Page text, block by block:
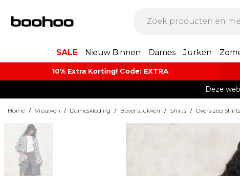
SALE Nieuw Binnen Dames Jurken
10% Extra Korting! Code: EXTRA​
Deze
Home / Vrouwen / Dameskleding / Bovenstukken / Shirts / Oversized Shirts